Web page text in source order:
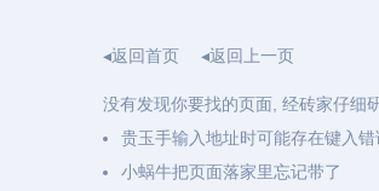
◂返回首页 ◂返回上一页
没有发现你要找的页面, 经砖家仔细
贵玉手输入地址时可能存在键入错
小蜗牛把页面落家里忘记带了